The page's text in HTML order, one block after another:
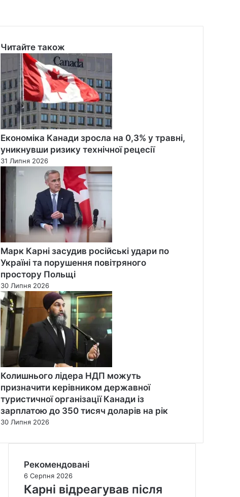
Читайте також
Економіка Канади зросла на 0,3% у травні,
уникнувши ризику технічної рецесії
31 Липня 2026
Марк Карні засудив російські удари по
Україні та порушення повітряного
простору Польщі
30 Липня 2026
Колишнього лідера НДП можуть
призначити керівником державної
туристичної організації Канади із
зарплатою до 350 тисяч доларів на рік
30 Липня 2026
Рекомендовані
6 Серпня 2026
Карні відреагував після